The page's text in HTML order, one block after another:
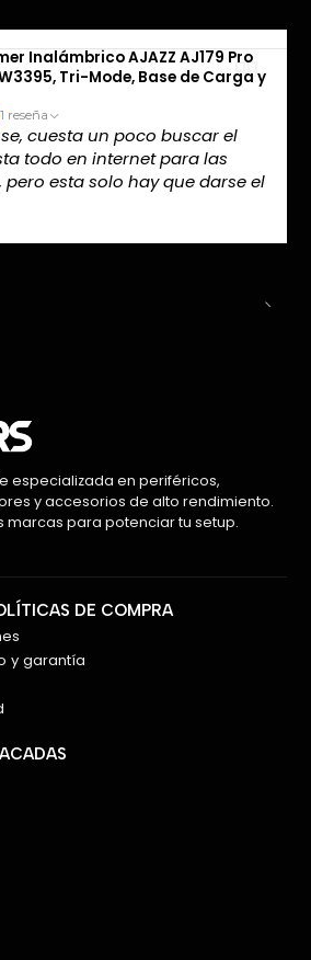
Inalámbrico AJAZZ AJ179 Pro
Tri-Mode, Base de Carga y
1 reseña
cuesta un poco buscar el
todo en internet para las
esta solo hay que darse el
especializada en periféricos,
y accesorios de alto rendimiento.
marcas para potenciar tu setup.
DE COMPRA
y garantía